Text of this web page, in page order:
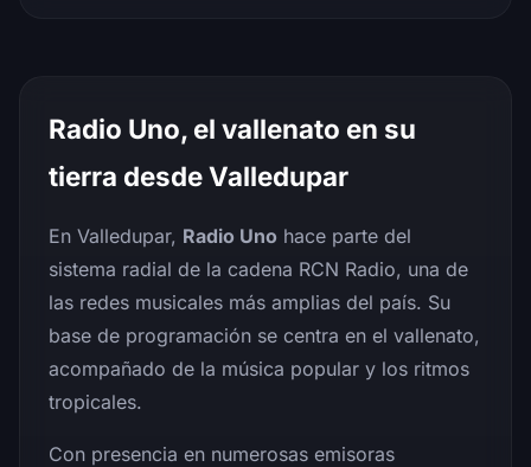
Radio Uno, el vallenato en su
tierra desde Valledupar
En Valledupar, Radio Uno hace parte del
sistema radial de la cadena RCN Radio, una de
las redes musicales más amplias del país. Su
base de programación se centra en el vallenato,
acompañado de la música popular y los ritmos
tropicales.
Con presencia en numerosas emisoras